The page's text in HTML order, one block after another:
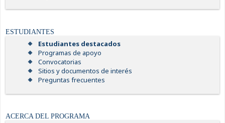
ESTUDIANTES
Estudiantes destacados
Programas de apoyo
Convocatorias
Sitios y documentos de interés
Preguntas frecuentes
ACERCA DEL PROGRAMA